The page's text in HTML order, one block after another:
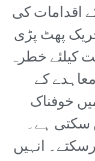
اقدامات کی
پھٹ پڑی
کیلئے خطرہ
معاہدے کے
خوفناک
سکتی ہے۔
انہیں